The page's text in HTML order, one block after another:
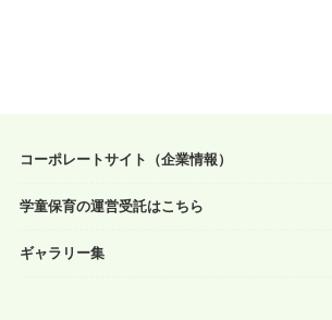
コーポレートサイト（企業情報）
学童保育の運営受託はこちら
ギャラリー集